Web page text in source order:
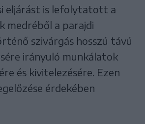
eljárást is lefolytatott a
medréből a parajdi
szivárgás hosszú távú
irányuló munkálatok
és kivitelezésére. Ezen
érdekében